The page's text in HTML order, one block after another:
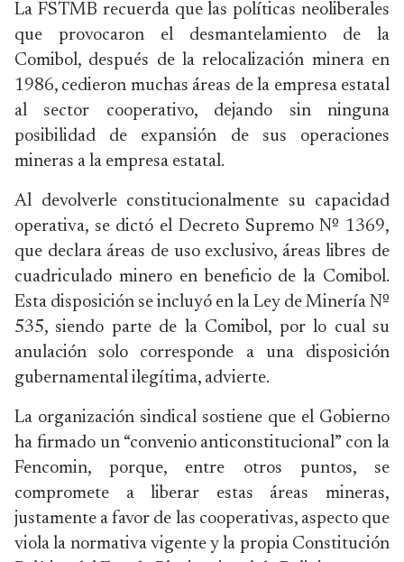
La FSTMB recuerda que las políticas neoliberales
que provocaron el desmantelamiento de la
Comibol, después de la relocalización minera en
1986, cedieron muchas áreas de la empresa estatal
al sector cooperativo, dejando sin ninguna
posibilidad de expansión de sus operaciones
mineras a la empresa estatal.
Al devolverle constitucionalmente su capacidad
operativa, se dictó el Decreto Supremo Nº 1369,
que declara áreas de uso exclusivo, áreas libres de
cuadriculado minero en beneficio de la Comibol.
Esta disposición se incluyó en la Ley de Minería Nº
535, siendo parte de la Comibol, por lo cual su
anulación solo corresponde a una disposición
gubernamental ilegítima, advierte.
La organización sindical sostiene que el Gobierno
ha firmado un “convenio anticonstitucional” con la
Fencomin, porque, entre otros puntos, se
compromete a liberar estas áreas mineras,
justamente a favor de las cooperativas, aspecto que
viola la normativa vigente y la propia Constitución